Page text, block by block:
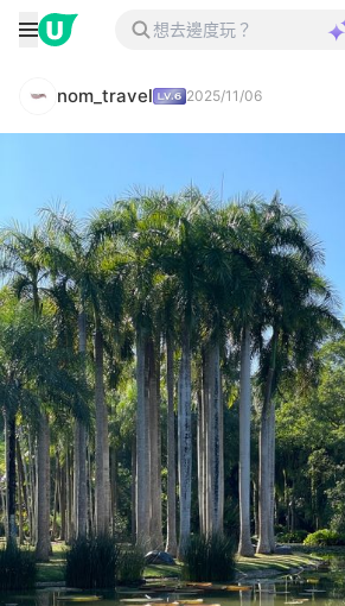
nom_travel 2025/11/06